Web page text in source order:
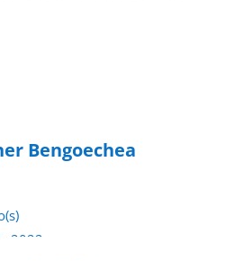
Bengoechea
2022